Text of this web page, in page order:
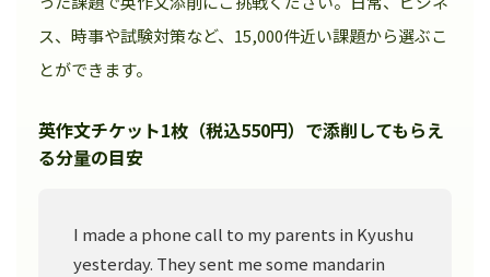
ス、時事や試験対策など、15,000件近い課題から選ぶこ
とができます。
英作文チケット1枚（税込550円）で添削してもらえ
る分量の目安
I made a phone call to my parents in Kyushu
yesterday. They sent me some mandarin